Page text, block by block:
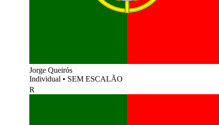
Jorge Queirós
Individual • SEM ESCALÃO
R